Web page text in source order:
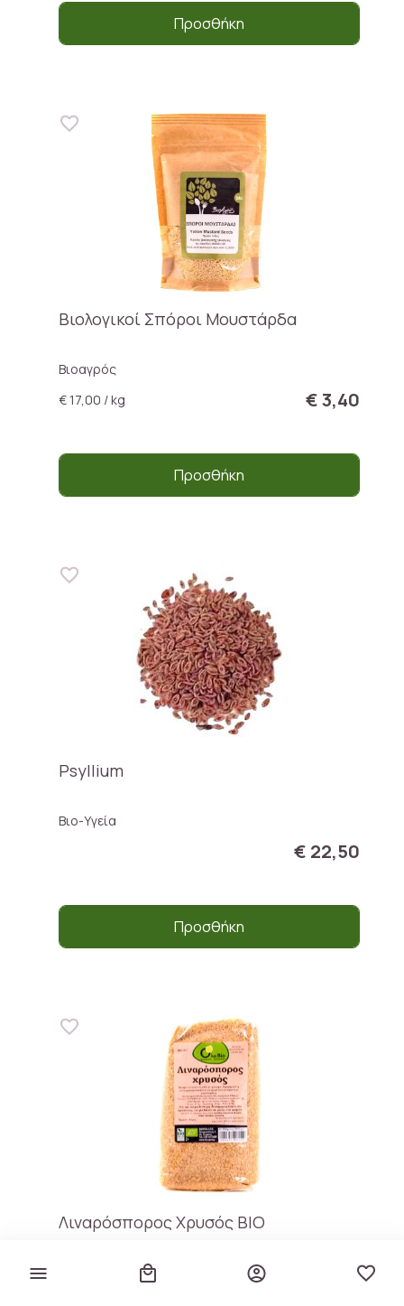
Προσθήκη
Βιολογικοί Σπόροι Μουστάρδα
Βιοαγρός
€ 17,00 / kg
€ 3,40
Προσθήκη
Psyllium
Βιο-Υγεία
€ 22,50
Προσθήκη
Λιναρόσπορος Χρυσός BIO